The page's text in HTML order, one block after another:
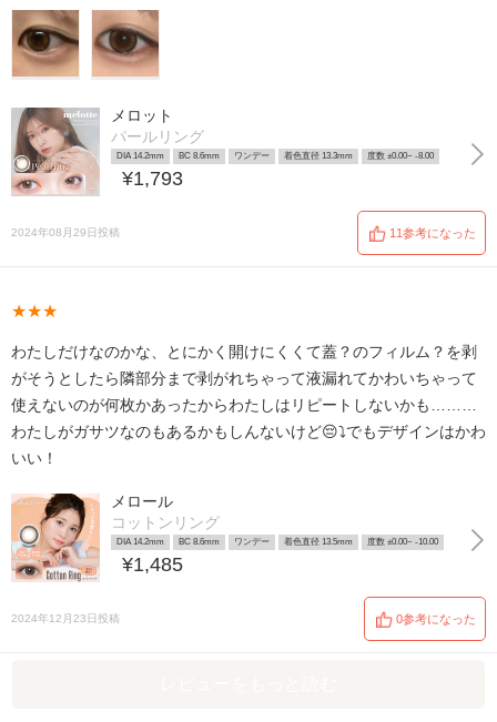
メロット
パールリング
DIA 14.2mm BC 8.6mm ワンデー 着色直径 13.3mm 度数 ±0.00~ -8.00
¥1,793
2024年08月29日投稿 11参考になった
★★★
わたしだけなのかな、とにかく開けにくくて蓋？のフィルム？を剥
がそうとしたら隣部分まで剥がれちゃって液漏れてかわいちゃって
使えないのが何枚かあったからわたしはリピートしないかも………
わたしがガサツなのもあるかもしんないけど😔⤵️でもデザインはかわ
いい！
メロール
コットンリング
DIA 14.2mm BC 8.6mm ワンデー 着色直径 13.5mm 度数 ±0.00~ -10.00
¥1,485
2024年12月23日投稿 0参考になった